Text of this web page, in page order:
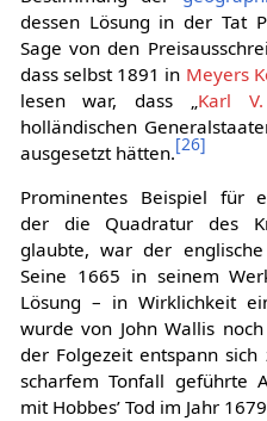
dessen Lösung in der Tat
Sage von den
dass selbst 1891 in Meyers
lesen war, dass „Karl V.
holländischen
ausgesetzt hätten.[26]
Prominentes Beispiel für
der die Quadratur des
glaubte, war der englische
Seine 1665 in seinem
Lösung – in Wirklichkeit
wurde von John Wallis
der Folgezeit entspann
scharfem Tonfall geführte
mit Hobbes’ Tod im Jahr